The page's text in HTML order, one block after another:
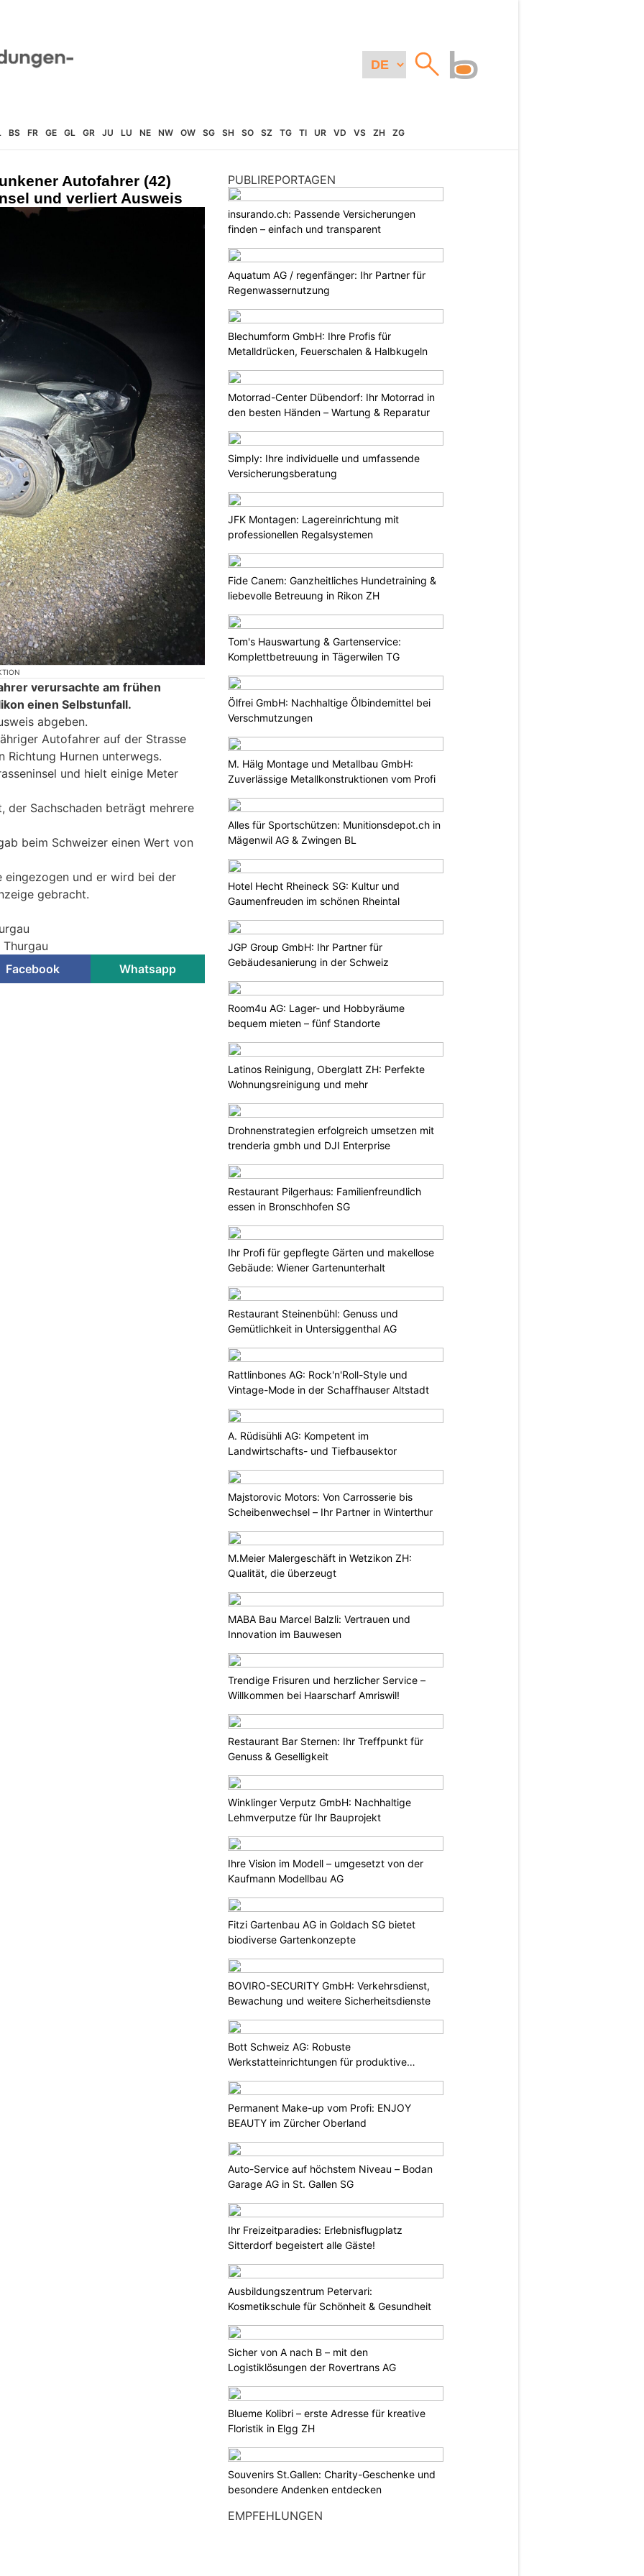
BS FR GE GL GR JU LU NE NW OW SG SH SO SZ TG TI UR VD VS ZH ZG
Autofahrer (42)
und verliert Ausweis
verursachte am frühen
einen Selbstunfall.
abgeben.
Autofahrer auf der Strasse
Richtung Hurnen unterwegs.
und hielt einige Meter
der Sachschaden beträgt mehrere
beim Schweizer einen Wert von
eingezogen und er wird bei der
gebracht.
Facebook
Whatsapp
PUBLIREPORTAGEN
insurando.ch: Passende Versicherungen
finden – einfach und transparent
Aquatum AG / regenfänger: Ihr Partner für
Regenwassernutzung
Blechumform GmbH: Ihre Profis für
Metalldrücken, Feuerschalen & Halbkugeln
Motorrad-Center Dübendorf: Ihr Motorrad in
den besten Händen – Wartung & Reparatur
Simply: Ihre individuelle und umfassende
Versicherungsberatung
JFK Montagen: Lagereinrichtung mit
professionellen Regalsystemen
Fide Canem: Ganzheitliches Hundetraining &
liebevolle Betreuung in Rikon ZH
Tom's Hauswartung & Gartenservice:
Komplettbetreuung in Tägerwilen TG
Ölfrei GmbH: Nachhaltige Ölbindemittel bei
Verschmutzungen
M. Hälg Montage und Metallbau GmbH:
Zuverlässige Metallkonstruktionen vom Profi
Alles für Sportschützen: Munitionsdepot.ch in
Mägenwil AG & Zwingen BL
Hotel Hecht Rheineck SG: Kultur und
Gaumenfreuden im schönen Rheintal
JGP Group GmbH: Ihr Partner für
Gebäudesanierung in der Schweiz
Room4u AG: Lager- und Hobbyräume
bequem mieten – fünf Standorte
Latinos Reinigung, Oberglatt ZH: Perfekte
Wohnungsreinigung und mehr
Drohnenstrategien erfolgreich umsetzen mit
trenderia gmbh und DJI Enterprise
Restaurant Pilgerhaus: Familienfreundlich
essen in Bronschhofen SG
Ihr Profi für gepflegte Gärten und makellose
Gebäude: Wiener Gartenunterhalt
Restaurant Steinenbühl: Genuss und
Gemütlichkeit in Untersiggenthal AG
Rattlinbones AG: Rock'n'Roll-Style und
Vintage-Mode in der Schaffhauser Altstadt
A. Rüdisühli AG: Kompetent im
Landwirtschafts- und Tiefbausektor
Majstorovic Motors: Von Carrosserie bis
Scheibenwechsel – Ihr Partner in Winterthur
M.Meier Malergeschäft in Wetzikon ZH:
Qualität, die überzeugt
MABA Bau Marcel Balzli: Vertrauen und
Innovation im Bauwesen
Trendige Frisuren und herzlicher Service –
Willkommen bei Haarscharf Amriswil!
Restaurant Bar Sternen: Ihr Treffpunkt für
Genuss & Geselligkeit
Winklinger Verputz GmbH: Nachhaltige
Lehmverputze für Ihr Bauprojekt
Ihre Vision im Modell – umgesetzt von der
Kaufmann Modellbau AG
Fitzi Gartenbau AG in Goldach SG bietet
biodiverse Gartenkonzepte
BOVIRO-SECURITY GmbH: Verkehrsdienst,
Bewachung und weitere Sicherheitsdienste
Bott Schweiz AG: Robuste
Werkstatteinrichtungen für produktive
Permanent Make-up vom Profi: ENJOY
BEAUTY im Zürcher Oberland
Auto-Service auf höchstem Niveau – Bodan
Garage AG in St. Gallen SG
Ihr Freizeitparadies: Erlebnisflugplatz
Sitterdorf begeistert alle Gäste!
Ausbildungszentrum Petervari:
Kosmetikschule für Schönheit & Gesundheit
Sicher von A nach B – mit den
Logistiklösungen der Rovertrans AG
Blueme Kolibri – erste Adresse für kreative
Floristik in Elgg ZH
Souvenirs St.Gallen: Charity-Geschenke und
besondere Andenken entdecken
EMPFEHLUNGEN